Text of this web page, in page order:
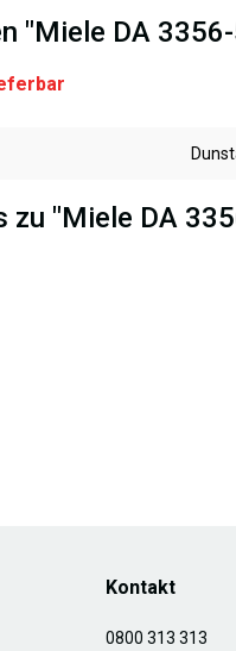
"Miele DA
zu "Miele DA
Kontakt
0800 313 313